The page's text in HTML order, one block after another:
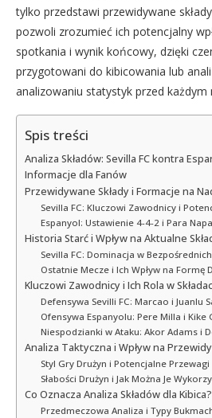
tylko przedstawi przewidywane
pozwoli zrozumieć ich potencjalny
spotkania i wynik końcowy, dzięki
przygotowani do kibicowania lub
analizowaniu statystyk przed każdym
Spis treści
Analiza Składów: Sevilla FC kontra
Informacje dla Fanów
Przewidywane Składy i Formacje na
Sevilla FC: Kluczowi Zawodnicy i
Espanyol: Ustawienie 4-4-2 i Para
Historia Starć i Wpływ na Aktualne
Sevilla FC: Dominacja w
Ostatnie Mecze i Ich Wpływ na Formę
Kluczowi Zawodnicy i Ich Rola w
Defensywa Sevilli FC: Marcao i Juanlu
Ofensywa Espanyolu: Pere Milla i Kike
Niespodzianki w Ataku: Akor Adams i
Analiza Taktyczna i Wpływ na
Styl Gry Drużyn i Potencjalne Przewagi
Słabości Drużyn i Jak Można Je
Co Oznacza Analiza Składów dla Kibica?
Przedmeczowa Analiza i Typy